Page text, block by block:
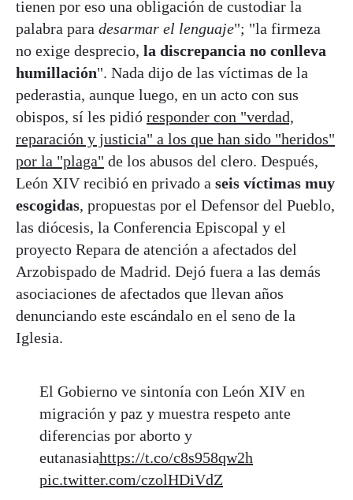
tienen por eso una obligación de custodiar la
palabra para desarmar el lenguaje"; "la firmeza
no exige desprecio, la discrepancia no conlleva
humillación". Nada dijo de las víctimas de la
pederastia, aunque luego, en un acto con sus
obispos, sí les pidió responder con "verdad,
reparación y justicia" a los que han sido "heridos"
por la "plaga" de los abusos del clero. Después,
León XIV recibió en privado a seis víctimas muy
escogidas, propuestas por el Defensor del Pueblo,
las diócesis, la Conferencia Episcopal y el
proyecto Repara de atención a afectados del
Arzobispado de Madrid. Dejó fuera a las demás
asociaciones de afectados que llevan años
denunciando este escándalo en el seno de la
Iglesia.
El Gobierno ve sintonía con León XIV en
migración y paz y muestra respeto ante
diferencias por aborto y
eutanasiahttps://t.co/c8s958qw2h
pic.twitter.com/czolHDiVdZ